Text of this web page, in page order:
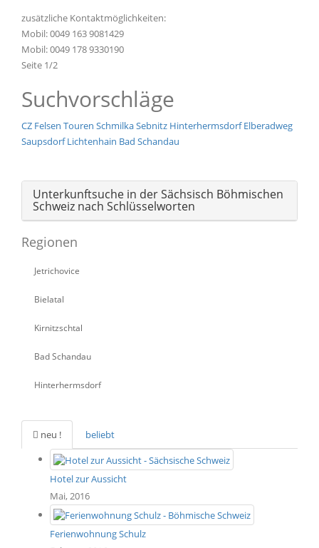
zusätzliche Kontaktmöglichkeiten:
Mobil: 0049 163 9081429
Mobil: 0049 178 9330190
Seite 1/2
Suchvorschläge
CZ Felsen Touren SchmilkaSebnitz Hinterhermsdorf Elberadweg
Saupsdorf Lichtenhain Bad Schandau
Unterkunftsuche in der Sächsisch Böhmischen
Schweiz nach Schlüsselworten
Regionen
Jetrichovice
Bielatal
Kirnitzschtal
Bad Schandau
Hinterhermsdorf
neu ! beliebt
Hotel zur Aussicht
Mai, 2016
Ferienwohnung Schulz